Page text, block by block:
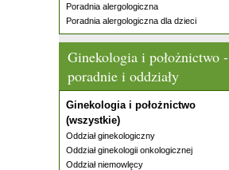
Poradnia alergologiczna
Poradnia alergologiczna dla dzieci
Ginekologia i położnictwo -
poradnie i oddziały
Ginekologia i położnictwo
(wszystkie)
Oddział ginekologiczny
Oddział ginekologii onkologicznej
Oddział niemowlęcy